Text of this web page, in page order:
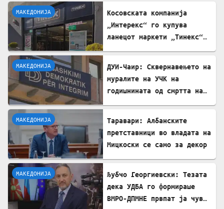
МАКЕДОНИЈА
Косовската компанија
„Интерекс“ го купува
ланецот маркети „Тинекс“
МАКЕДОНИЈА
ДУИ-Чаир: Сквернавењето на
муралите на УЧК на
годишнината од смртта на
МАКЕДОНИЈА
Таравари: Албанските
претставници во владата на
Мицкоски се само за декор
МАКЕДОНИЈА
Љубчо Георгиевски: Тезата
дека УДБА го формираше
ВМРО-ДПМНЕ првпат ја чув